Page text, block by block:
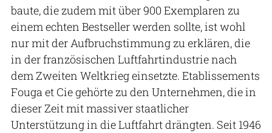
baute, die zudem mit über 900 Exemplaren zu
einem echten Bestseller werden sollte, ist wohl
nur mit der Aufbruchstimmung zu erklären, die
in der französischen Luftfahrtindustrie nach
dem Zweiten Weltkrieg einsetzte. Etablissements
Fouga et Cie gehörte zu den Unternehmen, die in
dieser Zeit mit massiver staatlicher
Unterstützung in die Luftfahrt drängten. Seit 1946